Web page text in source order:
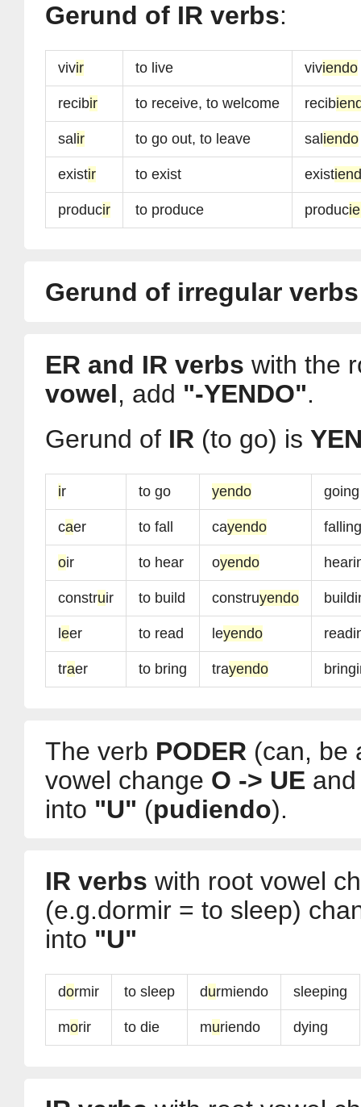
Gerund of IR verbs:
vivir to live viviendo
recibir to receive, to welcome recib
sal ir to go out, to leave sal iendo
existir to exist exist
producir to produce produc
Gerund of irregular verbs
ER and IR verbs with the
vowel, add "-YENDO".
Gerund of IR (to go) is
ir to go yendo going
caer to fall cayendo falling
oir to hear oyendo
construir to build construyendo
eer to read leyendo
traer to bring trayendo
The verb PODER (can, be
vowel change O -> UE
into "U" (pudiendo).
IR verbs with root vowel
(e.g.dormir = to sleep)
into "U"
dormir to sleep durmiendo sleeping
morir to die muriendo dying